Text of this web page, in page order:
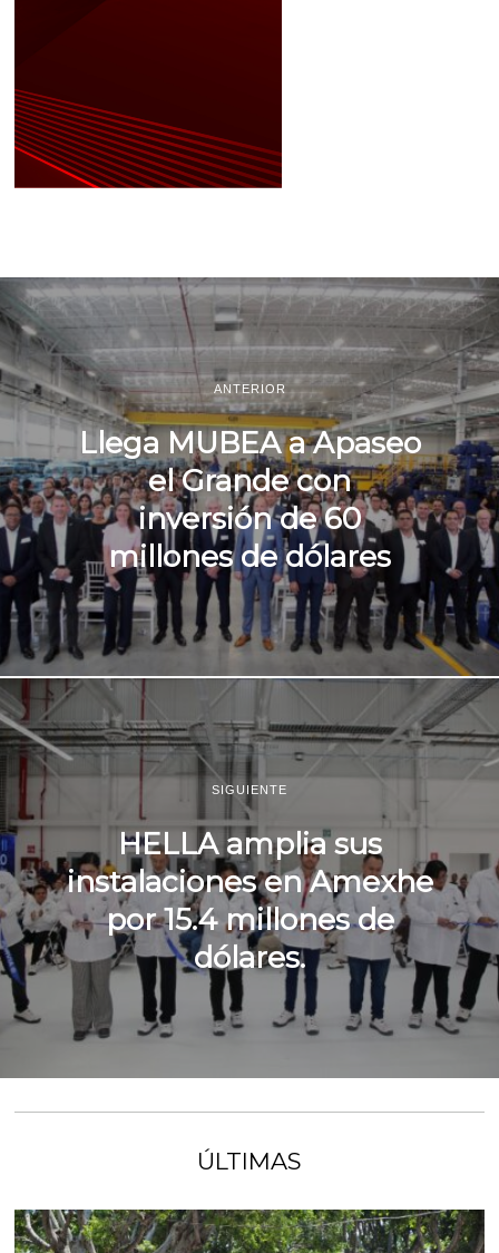
ANTERIOR
Llega MUBEA a Apaseo
el Grande con
inversión de 60
millones de dólares
SIGUIENTE
HELLA amplia sus
instalaciones en Amexhe
por 15.4 millones de
dólares.
ÚLTIMAS